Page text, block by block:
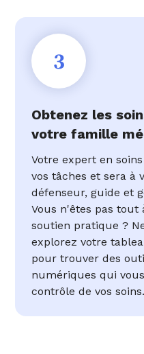
3
Obtenez les
votre famille
Votre expert en
vos tâches et sera à
défenseur, guide et
Vous n'êtes pas
soutien pratique ?
explorez votre
pour trouver des
numériques qui
contrôle de vos soins.